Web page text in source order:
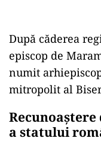
După căderea
episcop de
numit
mitropolit al
a statului